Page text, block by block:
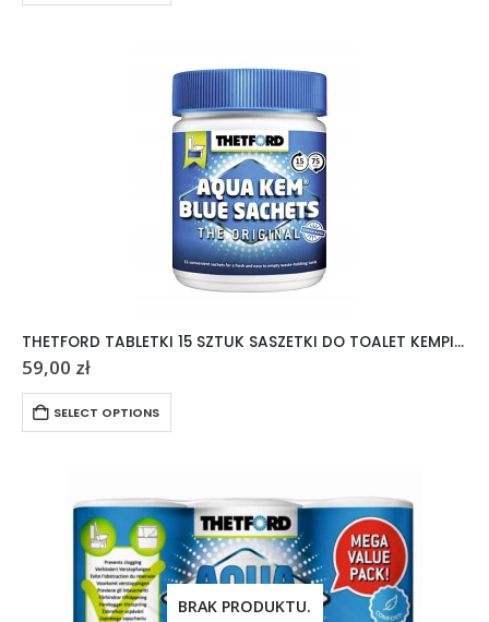
THETFORD TABLETKI 15 SZTUK SASZETKI DO TOALET KEMPINGOWYCH AQUA KEM
59,00 zł
SELECT OPTIONS
BRAK PRODUKTU.